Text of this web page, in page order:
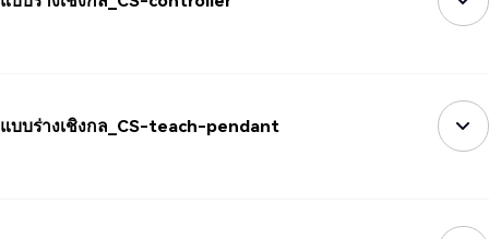
แบบร่างเชิงกล_CS-teach-pendant